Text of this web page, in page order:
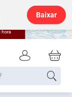
Baixar